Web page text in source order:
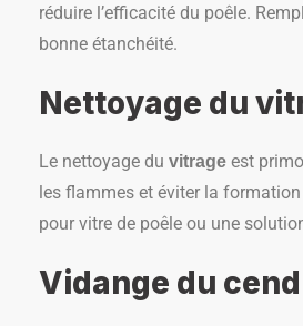
réduire l’efficacité du poêle.
bonne étanchéité.
Nettoyage du
Le nettoyage du vitrage est
les flammes et éviter la
pour vitre de poêle ou une
Vidange du